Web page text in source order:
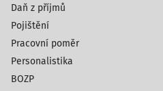
Daň z příjmů
Pojištění
Pracovní poměr
Personalistika
BOZP